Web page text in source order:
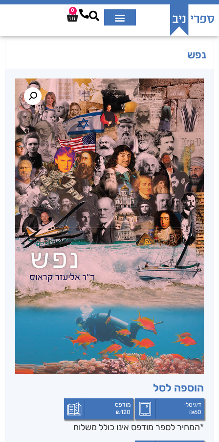
0
נפש
הוספה לסל
דיגיטלי
₪60
מודפס
₪120
*המחיר לספר מודפס אינו כולל משלוח